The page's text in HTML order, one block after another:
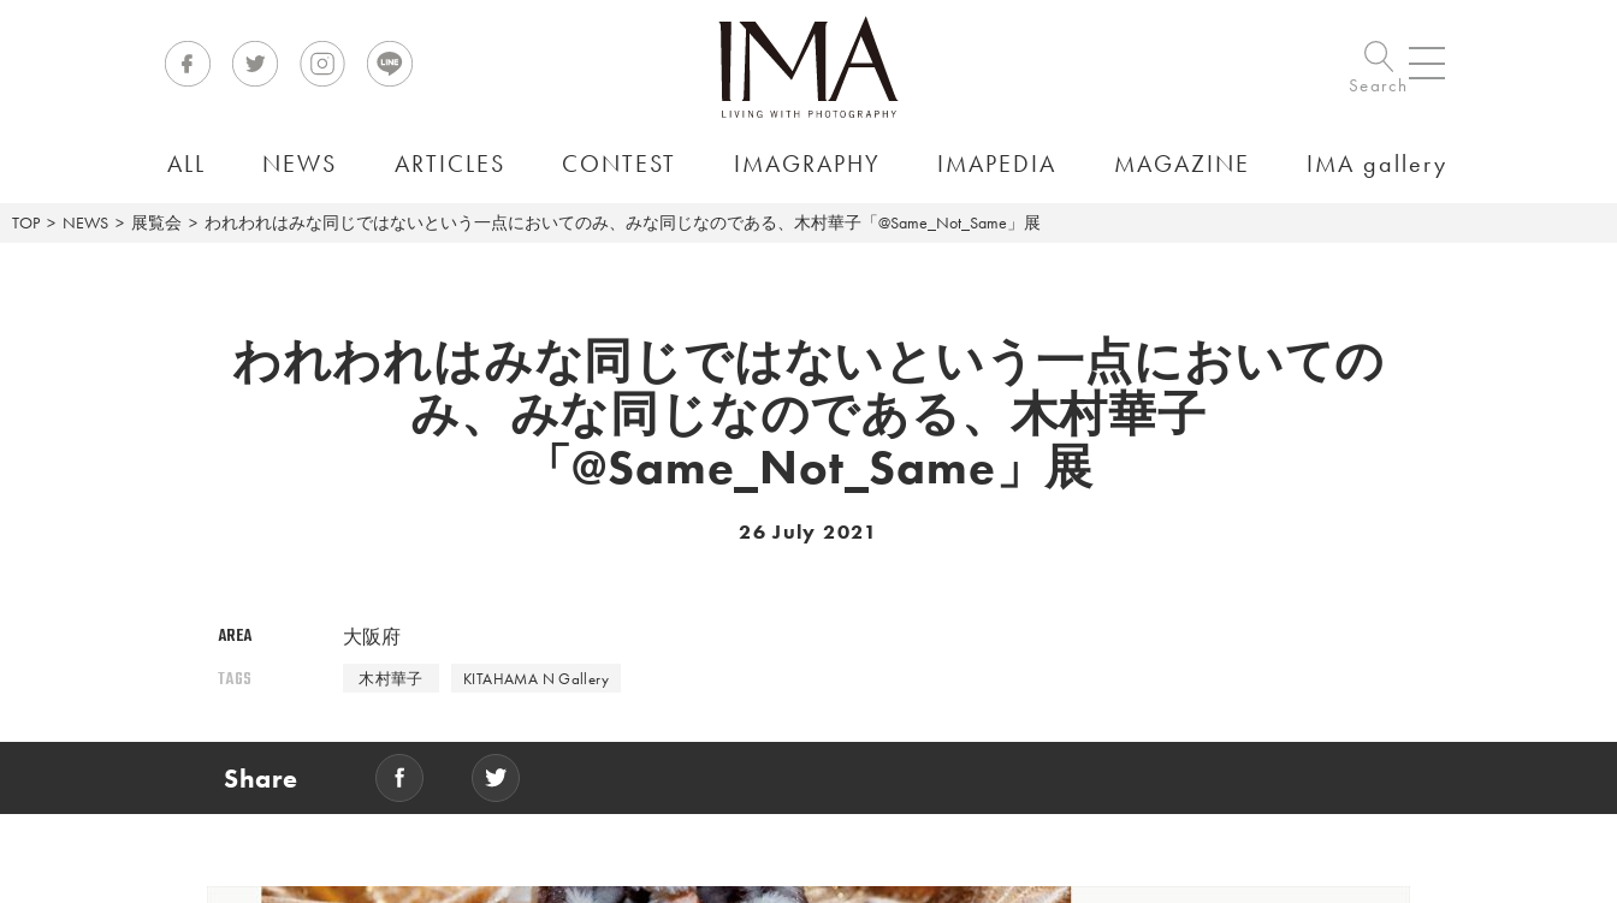
Search
ALL NEWS ARTICLES CONTEST IMAGRAPHY IMAPEDIA MAGAZINE IMA gallery
TOP NEWS 展覧会 われわれはみな同じではないという一点においてのみ、みな同じなのである、木村華子「@Same_Not_Same」展
われわれはみな同じではないという一点においての
み、みな同じなのである、木村華子
「@Same_Not_Same」展
26 July 2021
AREA 大阪府
TAGS 木村華子 KITAHAMA N Gallery
Share